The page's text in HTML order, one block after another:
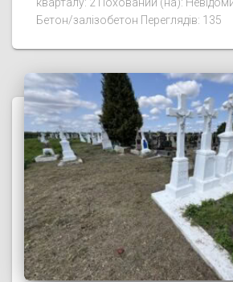
кварталу: 2 Похований (на):
Бетон/залізобетон Переглядів: 135